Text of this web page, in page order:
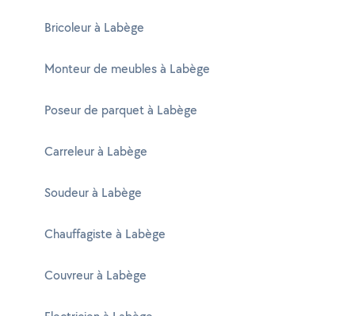
Bricoleur à Labège
Monteur de meubles à Labège
Poseur de parquet à Labège
Carreleur à Labège
Soudeur à Labège
Chauffagiste à Labège
Couvreur à Labège